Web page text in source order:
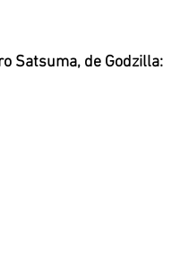
Satsuma, de Godzilla: